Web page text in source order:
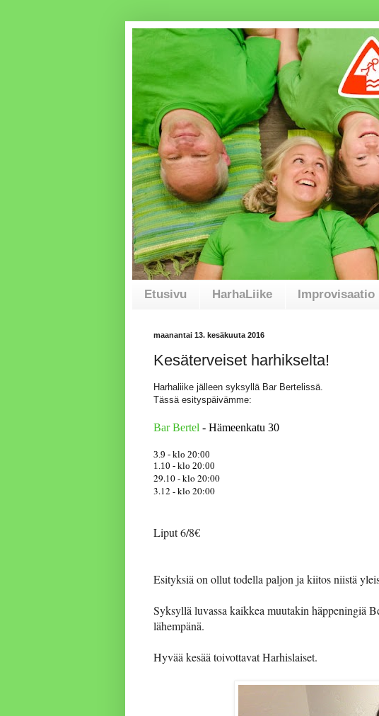
Etusivu HarhaLiike Improvisaatio
maanantai 13. kesäkuuta 2016
Kesäterveiset harhikselta!
Harhaliike jälleen syksyllä Bar Bertelissä.
Tässä esityspäivämme:
Bar Bertel - Hämeenkatu 30
3.9 - klo 20:00
1.10 - klo 20:00
29.10 - klo 20:00
3.12 - klo 20:00
Liput 6/8€
Esityksiä on ollut todella paljon ja kiitos niistä
Syksyllä luvassa kaikkea muutakin häppeningiä
lähempänä.
Hyvää kesää toivottavat Harhislaiset.